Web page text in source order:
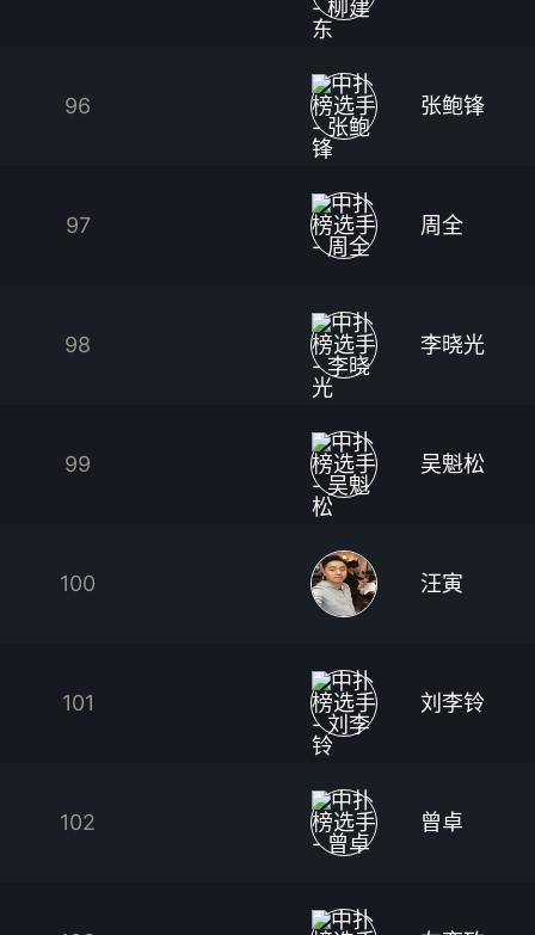
96 张鲍锋
97 周全
98 李晓光
99 吴魁松
100 汪寅
101 刘李铃
102 曾卓